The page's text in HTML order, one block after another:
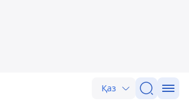
Қаз